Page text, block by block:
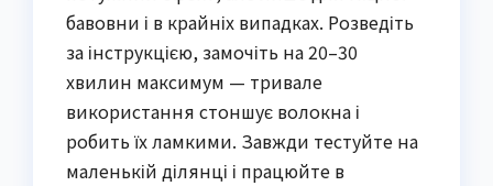
бавовни і в крайніх випадках. Розведіть
за інструкцією, замочіть на 20–30
хвилин максимум — тривале
використання стоншує волокна і
робить їх ламкими. Завжди тестуйте на
маленькій ділянці і працюйте в